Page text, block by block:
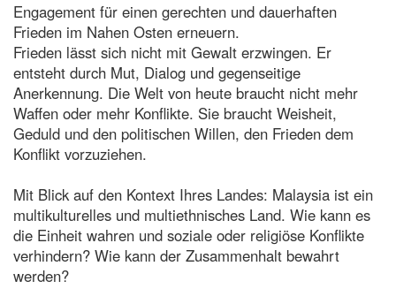
Engagement für einen gerechten und dauerhaften
Frieden im Nahen Osten erneuern.
Frieden lässt sich nicht mit Gewalt erzwingen. Er
entsteht durch Mut, Dialog und gegenseitige
Anerkennung. Die Welt von heute braucht nicht mehr
Waffen oder mehr Konflikte. Sie braucht Weisheit,
Geduld und den politischen Willen, den Frieden dem
Konflikt vorzuziehen.
Mit Blick auf den Kontext Ihres Landes: Malaysia ist ein
multikulturelles und multiethnisches Land. Wie kann es
die Einheit wahren und soziale oder religiöse Konflikte
verhindern? Wie kann der Zusammenhalt bewahrt
werden?